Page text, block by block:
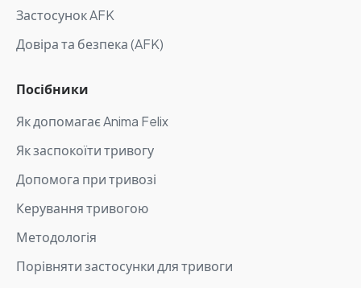
Застосунок AFK
Довіра та безпека (AFK)
Посібники
Як допомагає Anima Felix
Як заспокоїти тривогу
Допомога при тривозі
Керування тривогою
Методологія
Порівняти застосунки для тривоги